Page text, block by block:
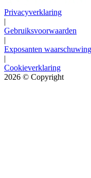
Privacyverklaring
|
Gebruiksvoorwaarden
|
Exposanten waarschuwing
|
Cookieverklaring
2026 © Copyright